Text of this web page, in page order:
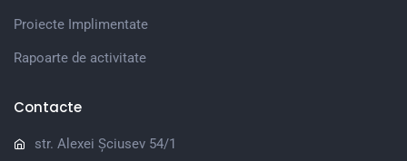
Proiecte Implimentate
Rapoarte de activitate
Contacte
str. Alexei Șciusev 54/1